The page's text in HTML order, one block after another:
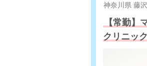
神奈川県 藤
【常勤】
クリニッ